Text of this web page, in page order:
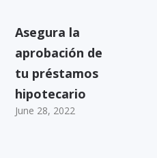
Asegura la
aprobación de
tu préstamos
hipotecario
June 28, 2022